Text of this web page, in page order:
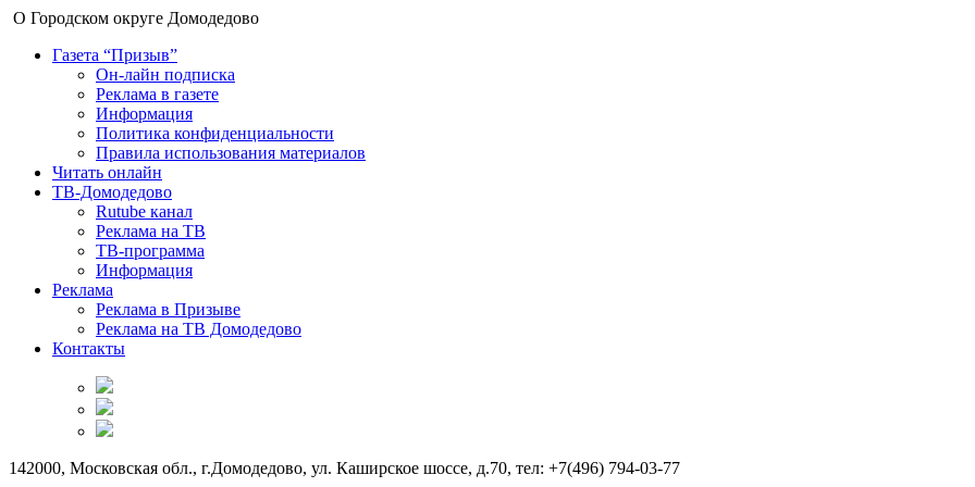
О Городском округе Домодедово
Газета “Призыв”
Он-лайн подписка
Реклама в газете
Информация
Политика конфиденциальности
Правила использования материалов
Читать онлайн
ТВ-Домодедово
Rutube канал
Реклама на ТВ
ТВ-программа
Информация
Реклама
Реклама в Призыве
Реклама на ТВ Домодедово
Контакты
142000, Московская обл., г.Домодедово, ул. Каширское шоссе, д.70, тел: +7(496) 794-03-77